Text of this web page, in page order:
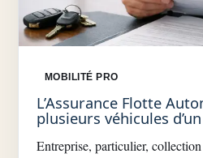
MOBILITÉ PRO
L’Assurance Flotte
plusieurs véhicules
Entreprise, particulier,